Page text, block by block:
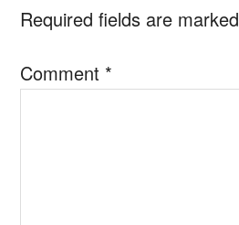
Required fields are marked
Comment *